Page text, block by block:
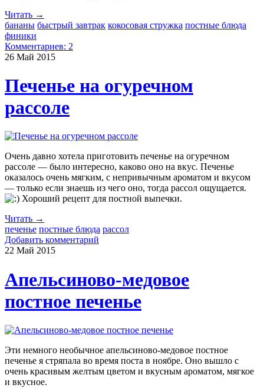
Читать →
бананы быстрый завтрак кокосовая стружка постные блюда
финики
Комментариев: 2
26 Май 2015
Печенье на огуречном
рассоле
Очень давно хотела приготовить печенье на огуречном
рассоле — было интересно, каково оно на вкус. Печенье
оказалось очень мягким, с непривычным ароматом и вкусом
— только если знаешь из чего оно, тогда рассол ощущается.
Хороший рецепт для постной выпечки.
Читать →
печенье постные блюда рассол
Добавить комментарий
22 Май 2015
Апельсиново-медовое
постное печенье
Эти немного необычное апельсиново-медовое постное
печенье я стряпала во время поста в ноябре. Оно вышло с
очень красивым желтым цветом и вкусным ароматом, мягкое
и вкусное.